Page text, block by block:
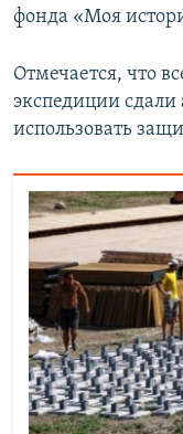
фонда «Моя
Отмечается, что
экспедиции сдали
использовать